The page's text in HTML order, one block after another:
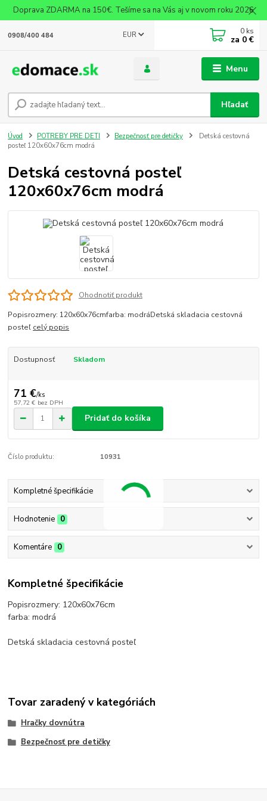
Doprava ZDARMA na 150€. Tešíme sa na Vás aj v novom roku 2026
Menu
EUR
Hľadať
0908/400 484 0 ks
za 0 €
Úvod POTREBY PRE DETI Bezpečnosť pre detičky
Detská cestovná
posteľ 120x60x76cm modrá
Detská cestovná posteľ
120x60x76cm modrá
Ohodnotiť produkt
Popisrozmery: 120x60x76cmfarba: modráDetská skladacia cestovná
posteľ celý popis
Dostupnosť Skladom
71 €/ks
57,72 € bez DPH
Pridať do košíka
Číslo produktu: 10931
Kompletné špecifikácie
Hodnotenie 0
Komentáre 0
Kompletné špecifikácie
Popisrozmery: 120x60x76cm
farba: modrá
Detská skladacia cestovná posteľ
Tovar zaradený v kategóriách
Hračky dovnútra
Bezpečnosť pre detičky